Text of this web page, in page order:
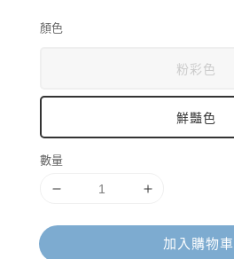
顏色
粉彩色
鮮豔色
數量
加入購物車